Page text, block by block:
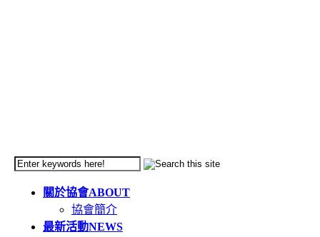
關於協會ABOUT
協會簡介
最新活動NEWS